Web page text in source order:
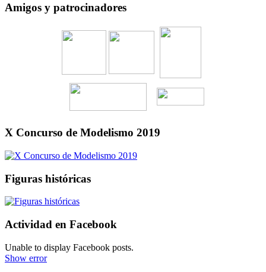
Amigos y patrocinadores
X Concurso de Modelismo 2019
Figuras históricas
Actividad en Facebook
Unable to display Facebook posts.
Show error